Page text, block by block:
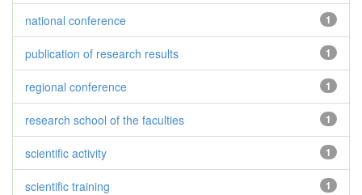
1
national conference
1
publication of research results
1
regional conference
1
research school of the faculties
1
scientific activity
1
scientific training